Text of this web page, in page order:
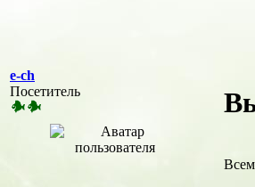
e-ch
Посетитель